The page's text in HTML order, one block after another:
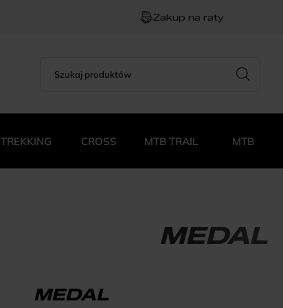
Zakup na raty
produktów
TREKKING CROSS MTB TRAIL MTB
MEDAL
MEDAL